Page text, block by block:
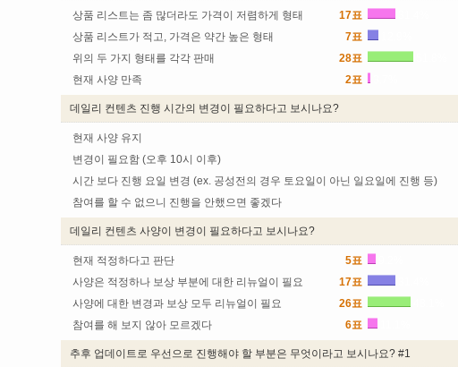
상품 리스트는 좀 많더라도 가격이 저렴하게 형태 17표
상품 리스트가 적고, 가격은 약간 높은 형태
7표
위의 두 가지 형태를 각각 판매
28표
현재 사양 만족
2표
데일리 컨텐츠 진행 시간의 변경이 필요하다고 보시나요?
현재 사양 유지
변경이 필요함 (오후 10시 이후)
시간 보다 진행 요일 변경 (ex. 공성전의 경우 토요일이 아닌 일요일에 진행 등)
참여를 할 수 없으니 진행을 안했으면 좋겠다
데일리 컨텐츠 사양이 변경이 필요하다고 보시나요?
현재 적정하다고 판단 5표
사양은 적정하나 보상 부분에 대한 리뉴얼이 필요
17표
사양에 대한 변경과 보상 모두 리뉴얼이 필요
26표
참여를 해 보지 않아 모르겠다
6표
추후 업데이트로 우선으로 진행해야 할 부분은 무엇이라고 보시나요? #1